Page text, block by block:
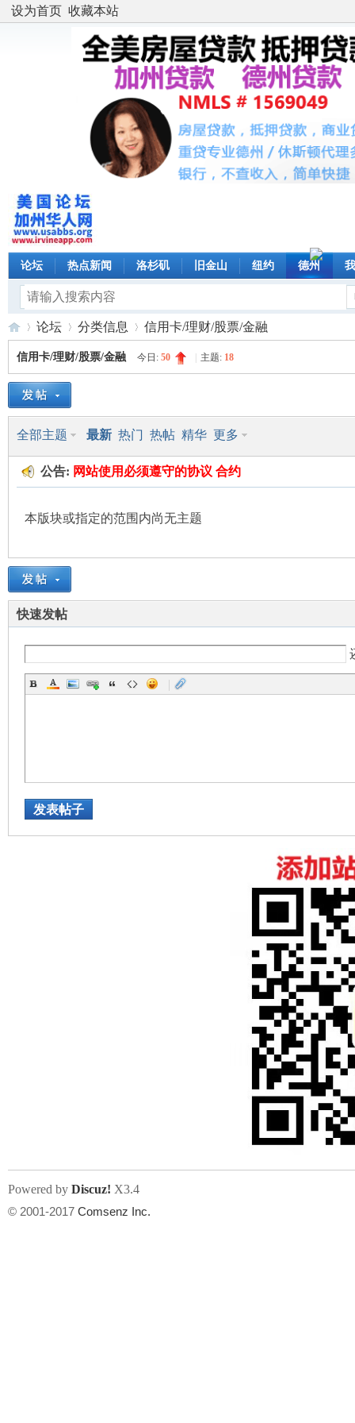
设为首页 收藏本站
论坛 热点新闻 洛杉矶 旧金山 纽约 德州
美
州
»
论坛 分类信息 信用卡/理财/股票/金融
信用卡/理财/股票/金融 今日: 50 主题: 18
全部主题 最新 热门 热帖 精华 更多
公告: 网站使用 必须遵守的协议 合约
本版块或指定的范围内尚无主题
快速发帖
|
发表帖子
Powered by Discuz! X3.4
© 2001-2017 Comsenz Inc.